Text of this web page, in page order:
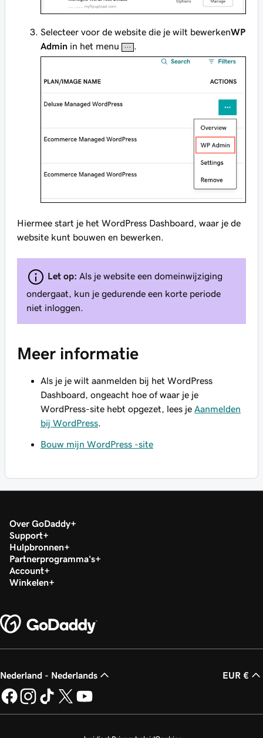
Selecteer voor de website die je wilt bewerkenWP
Admin in het menu .
Hiermee start je het WordPress Dashboard, waar je de
website kunt bouwen en bewerken.
Let op: Als je website een domeinwijziging
ondergaat, kun je gedurende een korte periode
niet inloggen.
Meer informatie
Als je je wilt aanmelden bij het WordPress
Dashboard, ongeacht hoe of waar je je
WordPress-site hebt opgezet, lees je Aanmelden
bij WordPress
Bouw mijn WordPress -site
Over GoDaddy
Support
Hulpbronnen
Partnerprogramma's
Account
Winkelen
Nederland - Nederlands EUR €